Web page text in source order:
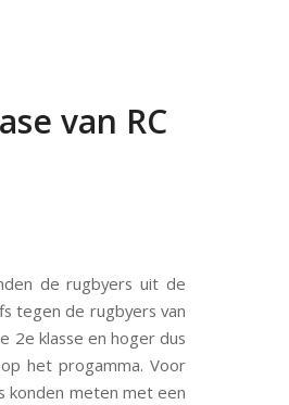
van RC
de rugbyers uit de
tegen de rugbyers van
2e klasse en hoger dus
het progamma. Voor
konden meten met een